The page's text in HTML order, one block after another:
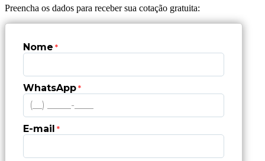
Preencha os dados para receber sua cotação gratuita:
Nome *
WhatsApp *
E-mail *